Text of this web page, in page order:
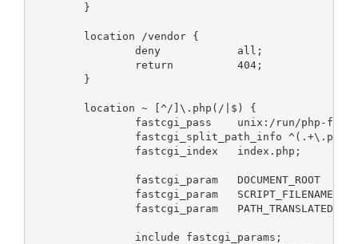
        }
        location /vendor {
                deny            all;
                return          404;
        }
        location ~ [^/]\.php(/|$) {
fastcgi_pass    unix:/run/php-fpm/
fastcgi_split_path_info
                fastcgi_index   index.php;
fastcgi_param   DOCUMENT_ROOT   /
fastcgi_param   SCRIPT_FILENAME /
fastcgi_param   PATH_TRANSLATED /
                include fastcgi_params;